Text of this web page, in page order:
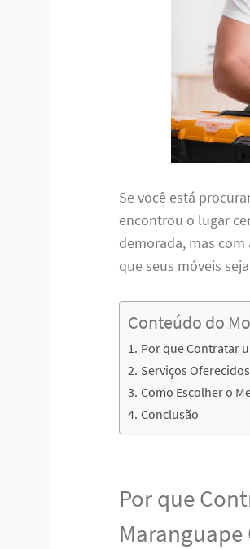
Se você está
encontrou o lugar
demorada, mas
que seus móveis
Conteúdo do
Por que Contratar
Serviços
Como Escolher o
Conclusão
Por que
Maranguape